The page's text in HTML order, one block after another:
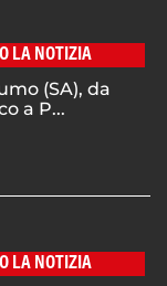
LA NOTIZIA
(SA), da
a P...
LA NOTIZIA